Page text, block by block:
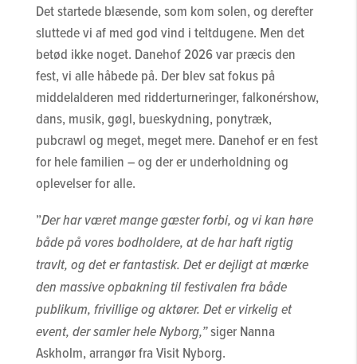
Det startede blæsende, som kom solen, og derefter
sluttede vi af med god vind i teltdugene. Men det
betød ikke noget. Danehof 2026 var præcis den
fest, vi alle håbede på. Der blev sat fokus på
middelalderen med ridderturneringer, falkonérshow,
dans, musik, gøgl, bueskydning, ponytræk,
pubcrawl og meget, meget mere. Danehof er en fest
for hele familien – og der er underholdning og
oplevelser for alle.
”Der har været mange gæster forbi, og vi kan høre
både på vores bodholdere, at de har haft rigtig
travlt, og det er fantastisk. Det er dejligt at mærke
den massive opbakning til festivalen fra både
publikum, frivillige og aktører. Det er virkelig et
event, der samler hele Nyborg,”siger Nanna
Askholm, arrangør fra Visit Nyborg.